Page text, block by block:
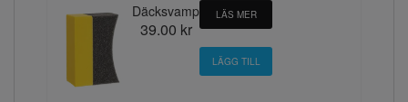
Däcksvamp
39.00 kr
LÄS MER